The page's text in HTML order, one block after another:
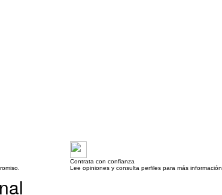
Contrata con confianza
Lee opiniones y consulta perfiles para más información.